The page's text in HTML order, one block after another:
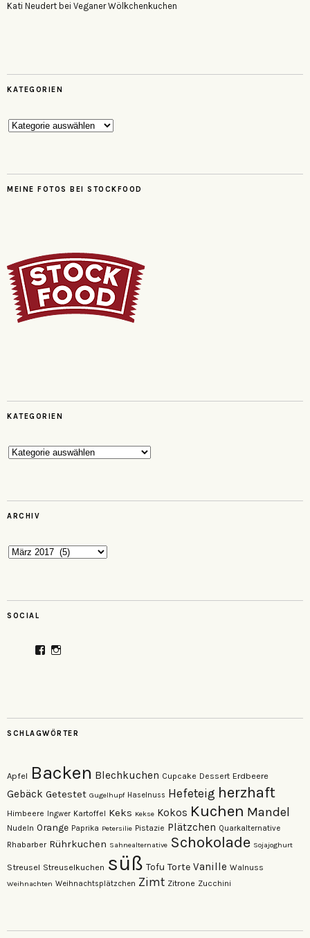
Kati Neudert bei Veganer Wölkchenkuchen
KATEGORIEN
Kategorien
MEINE FOTOS BEI STOCKFOOD
KATEGORIEN
Kategorien
ARCHIV
Archiv
SOCIAL
ProfilProfil
SCHLAGWÖRTER
Apfel Backen Blechkuchen Cupcake Dessert Erdbeere
Gebäck Getestet Gugelhupf Haselnuss Hefeteig herzhaft
Himbeere Ingwer Kartoffel Keks Kekse Kokos Kuchen Mandel
Nudeln Orange Paprika Petersilie Pistazie Plätzchen Quarkalternative
Rhabarber Rührkuchen Sahnealternative Schokolade Sojajoghurt
Streusel Streuselkuchen süß Tofu Torte Vanille Walnuss
Weihnachten Weihnachtsplätzchen Zimt Zitrone Zucchini